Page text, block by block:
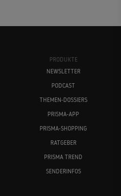
PRODUKTE
NEWSLETTER
PODCAST
THEMEN-DOSSIERS
PRISMA-APP
PRISMA-SHOPPING
RATGEBER
PRISMA TREND
SENDERINFOS